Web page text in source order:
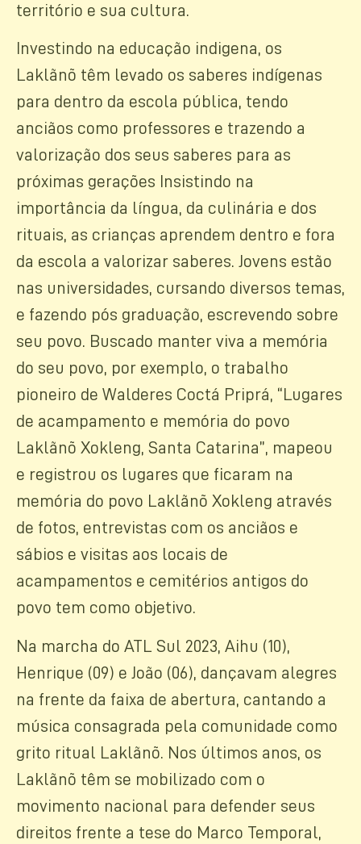
território e sua cultura.
Investindo na educação indigena, os
Laklãnõ têm levado os saberes indígenas
para dentro da escola pública, tendo
anciãos como professores e trazendo a
valorização dos seus saberes para as
próximas gerações Insistindo na
importância da língua, da culinária e dos
rituais, as crianças aprendem dentro e fora
da escola a valorizar saberes. Jovens estão
nas universidades, cursando diversos temas,
e fazendo pós graduação, escrevendo sobre
seu povo. Buscado manter viva a memória
do seu povo, por exemplo, o trabalho
pioneiro de Walderes Coctá Priprá, “Lugares
de acampamento e memória do povo
Laklãnõ Xokleng, Santa Catarina”, mapeou
e registrou os lugares que ficaram na
memória do povo Laklãnõ Xokleng através
de fotos, entrevistas com os anciãos e
sábios e visitas aos locais de
acampamentos e cemitérios antigos do
povo tem como objetivo.
Na marcha do ATL Sul 2023, Aihu (10),
Henrique (09) e João (06), dançavam alegres
na frente da faixa de abertura, cantando a
música consagrada pela comunidade como
grito ritual Laklãnõ. Nos últimos anos, os
Laklãnõ têm se mobilizado com o
movimento nacional para defender seus
direitos frente a tese do Marco Temporal,